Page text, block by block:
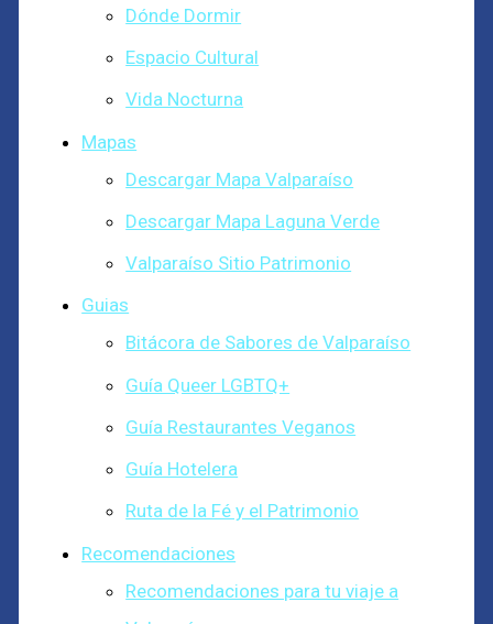
Dónde Dormir
Espacio Cultural
Vida Nocturna
Mapas
Descargar Mapa Valparaíso
Descargar Mapa Laguna Verde
Valparaíso Sitio Patrimonio
Guias
Bitácora de Sabores de Valparaíso
Guía Queer LGBTQ+
Guía Restaurantes Veganos
Guía Hotelera
Ruta de la Fé y el Patrimonio
Recomendaciones
Recomendaciones para tu viaje a